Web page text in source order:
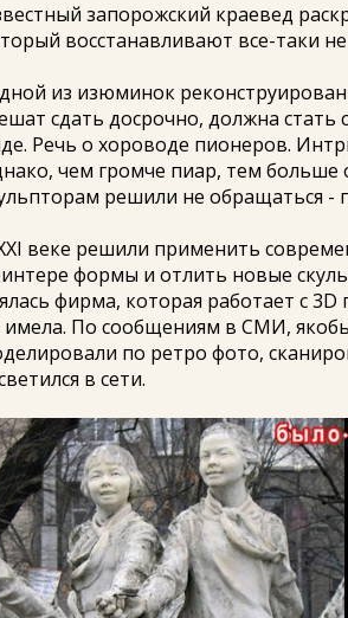
запорожский краевед
восстанавливают все-таки
из изюминок
сдать досрочно, должна стать
Речь о хороводе пионеров.
чем громче пиар, тем
решили не обращаться -
веке решили применить
формы и отлить новые
фирма, которая работает с
имела. По сообщениям в СМИ,
по ретро фото,
в сети.